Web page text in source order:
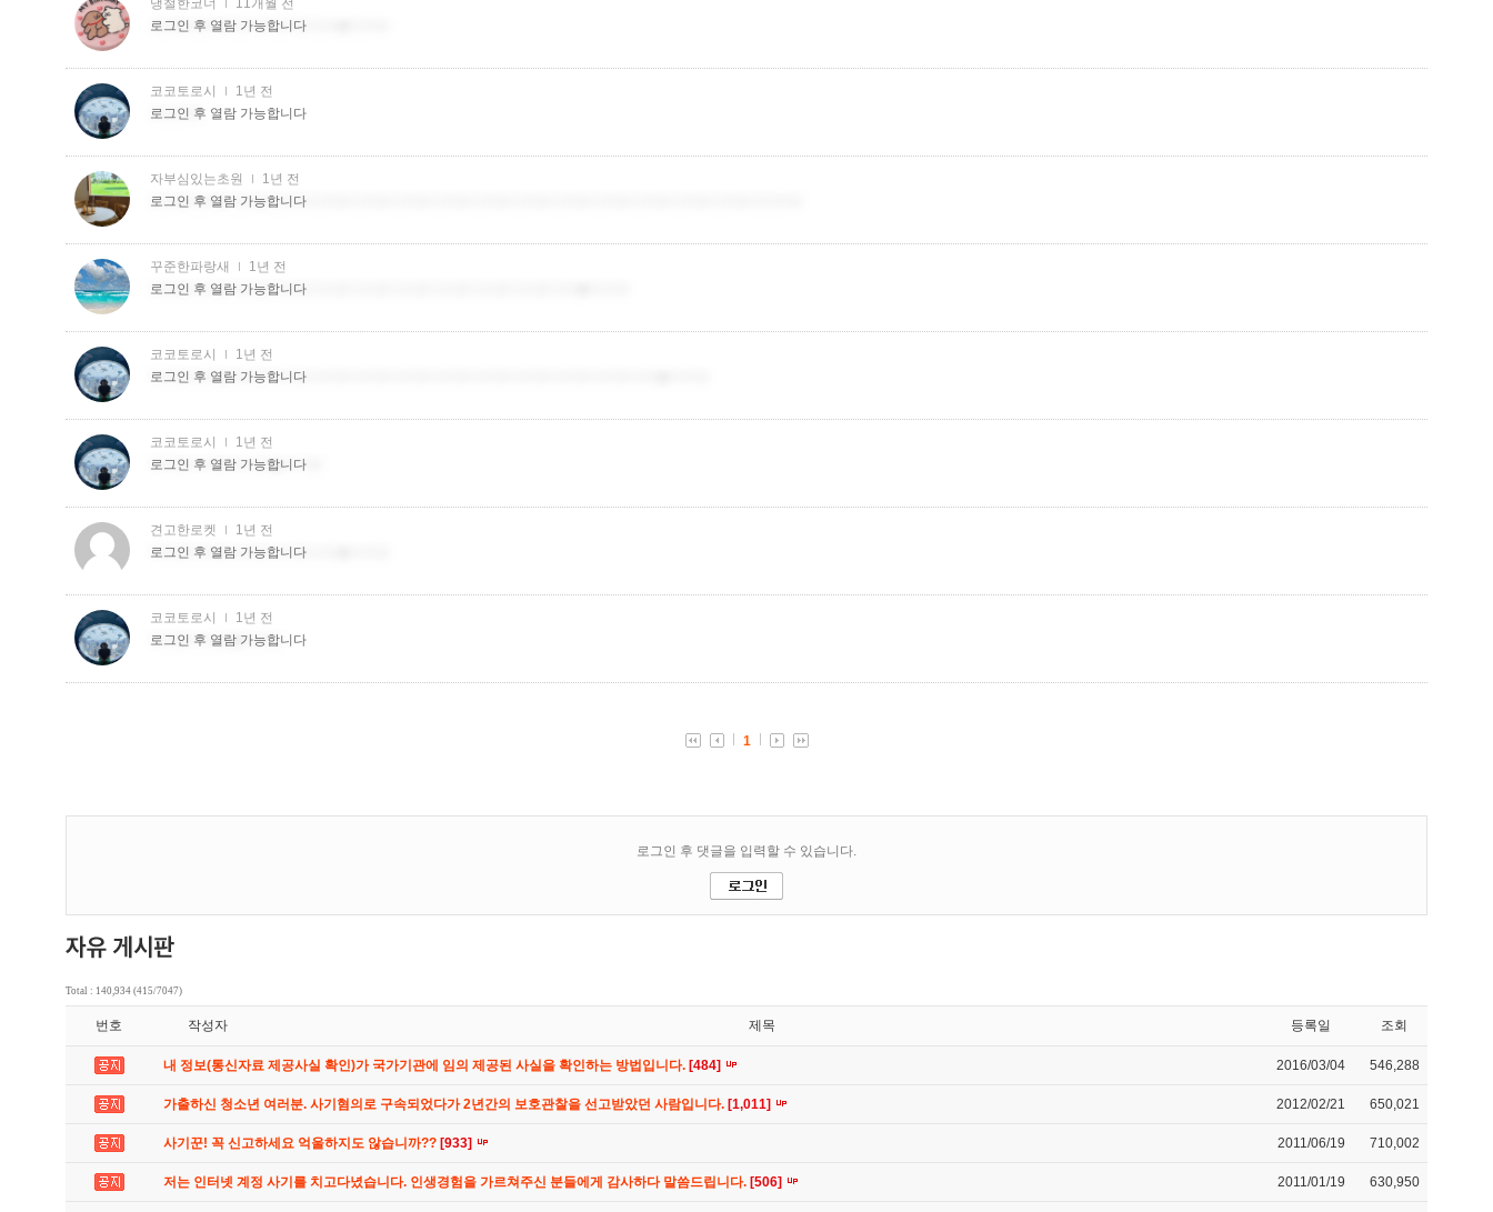
Total : 140,934 (415/7047)
번호 작성자 제목 등록일 조회
내 정보(통신자료 제공사실 확인)가 국가기관에 임의 제공된 사실을 확인하는 방법입니다. [484] 2016/03/04 546,288
가출하신 청소년 여러분. 사기혐의로 구속되었다가 2년간의 보호관찰을 선고받았던 사람입니다. [1,011] 2012/02/21 650,021
사기꾼! 꼭 신고하세요 억울하지도 않습니까?? [933] 2011/06/19 710,002
저는 인터넷 계정 사기를 치고다녔습니다. 인생경험을 가르쳐주신 분들에게 감사하다 말씀드립니다. [506] 2011/01/19 630,950